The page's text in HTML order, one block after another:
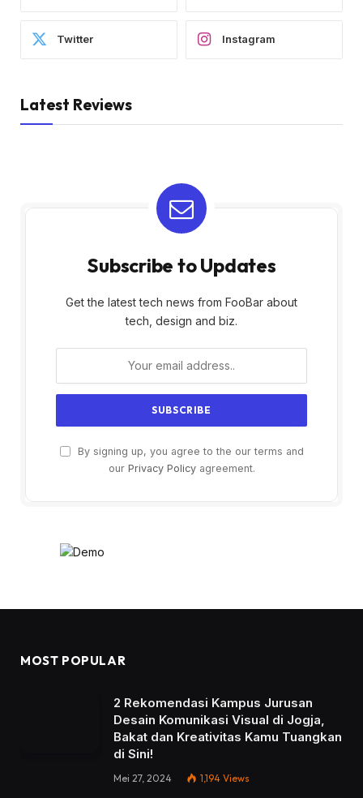
Twitter Instagram
Latest Reviews
Subscribe to Updates
Get the latest tech news from FooBar about
tech, design and biz.
By signing up, you agree to the our terms and
our Privacy Policyagreement.
MOST POPULAR
2 Rekomendasi Kampus Jurusan
Desain Komunikasi Visual di Jogja,
Bakat dan Kreativitas Kamu Tuangkan
di Sini!
Mei 27, 2024 1,194 Views